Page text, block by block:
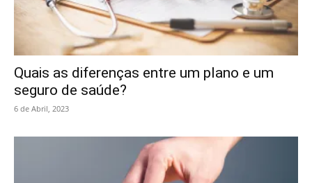
Quais as diferenças entre um plano e um
seguro de saúde?
6 de Abril, 2023